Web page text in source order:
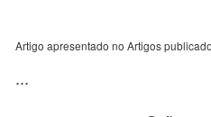
Artigo apresentado no Artigos
...